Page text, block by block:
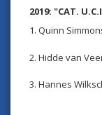
2019: "CAT.
1. Quinn
2. Hidde van
3. Hannes